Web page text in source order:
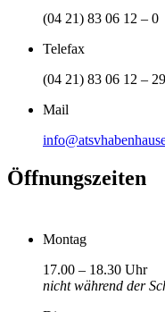
(04 21) 83 06 12 – 0
Telefax
(04 21) 83 06 12 – 29
Mail
Öffnungszeiten
Montag
17.00 – 18.30 Uhr
nicht während der